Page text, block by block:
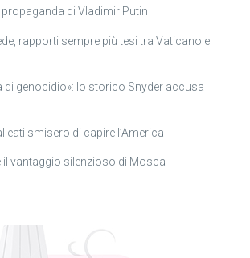
di Vladimir Putin
rapporti sempre più tesi tra Vaticano e
di genocidio»: lo storico Snyder accusa
smisero di capire l’America
il vantaggio silenzioso di Mosca